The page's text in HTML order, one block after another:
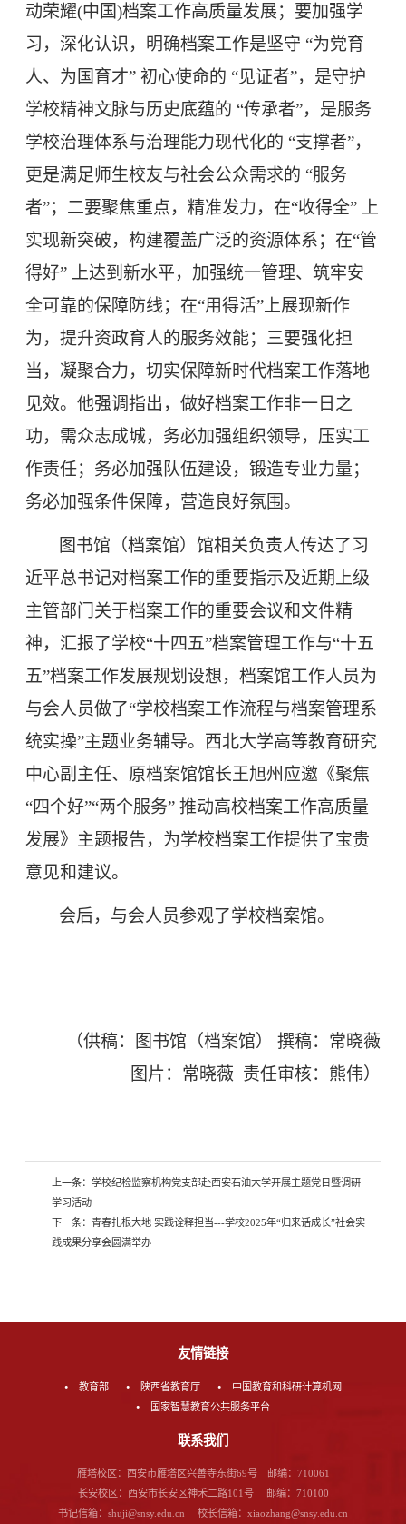
动荣耀(中国)档案工作高质量发展；要加强学
习，深化认识，明确档案工作是坚守 “为党育
人、为国育才” 初心使命的 “见证者”，是守护
学校精神文脉与历史底蕴的 “传承者”，是服务
学校治理体系与治理能力现代化的 “支撑者”，
更是满足师生校友与社会公众需求的 “服务
者”；二要聚焦重点，精准发力，在“收得全” 上
实现新突破，构建覆盖广泛的资源体系；在“管
得好” 上达到新水平，加强统一管理、筑牢安
全可靠的保障防线；在“用得活”上展现新作
为，提升资政育人的服务效能；三要强化担
当，凝聚合力，切实保障新时代档案工作落地
见效。他强调指出，做好档案工作非一日之
功，需众志成城，务必加强组织领导，压实工
作责任；务必加强队伍建设，锻造专业力量；
务必加强条件保障，营造良好氛围。
图书馆（档案馆）馆相关负责人传达了习
近平总书记对档案工作的重要指示及近期上级
主管部门关于档案工作的重要会议和文件精
神，汇报了学校“十四五”档案管理工作与“十五
五”档案工作发展规划设想，档案馆工作人员为
与会人员做了“学校档案工作流程与档案管理系
统实操”主题业务辅导。西北大学高等教育研究
中心副主任、原档案馆馆长王旭州应邀《聚焦
“四个好”“两个服务” 推动高校档案工作高质量
发展》主题报告，为学校档案工作提供了宝贵
意见和建议。
会后，与会人员参观了学校档案馆。
（供稿：图书馆（档案馆）
撰稿：常晓薇
图片：常晓薇 责任审核：熊伟）
上一条： 学校纪检监察机构党支部赴西安石油大学开展主题党日暨调研
学习活动
下一条： 青春扎根大地 实践诠释担当---学校2025年“归来话成长”社会实
践成果分享会圆满举办
友情链接
教育部 陕西省教育厅
中国教育和科研计算机网
国家智慧教育公共服务平台
联系我们
雁塔校区：西安市雁塔区兴善寺东街69号 邮编：710061
长安校区：西安市长安区神禾二路101号 邮编：710100
书记信箱：shuji@snsy.edu.cn 校长信箱：xiaozhang@snsy.edu.cn